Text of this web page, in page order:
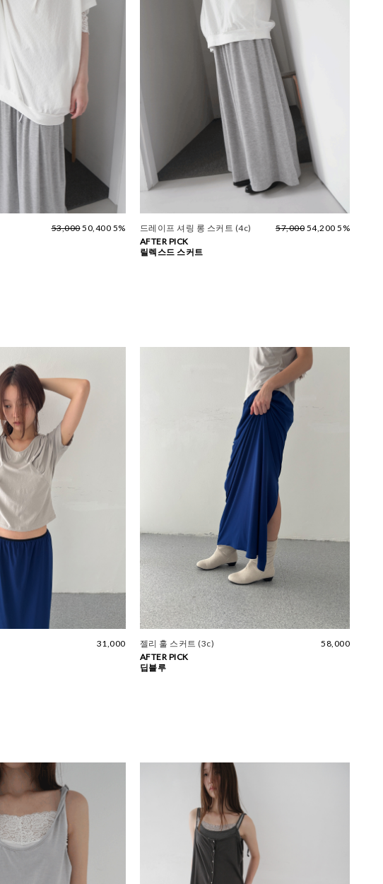
53,00050,400 5% 드레이프 셔링 롱 스커트 (4c) 57,000 54,200 5%
AFTER PICK
릴렉스드 스커트
31,000
젤리 훌 스커트 (3c)
58,000
AFTER PICK
딥블루